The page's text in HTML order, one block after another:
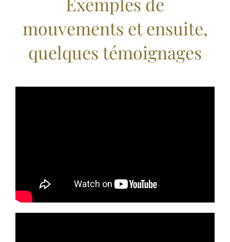
mouvements et ensuite,
quelques témoignages